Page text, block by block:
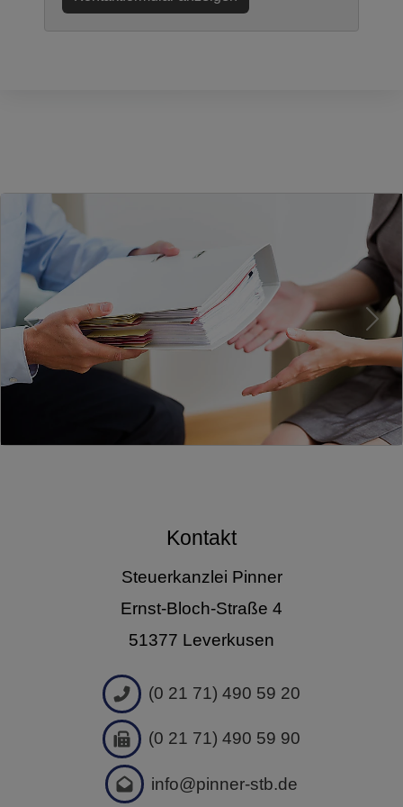
Kontakt
Steuerkanzlei Pinner
Ernst-Bloch-Straße 4
51377 Leverkusen
Kontaktformular
Anfahrt
Um diesen Bereich einsehen zu
können, stimmen Sie bitte mit der
Schaltfläche"Google Maps Karte